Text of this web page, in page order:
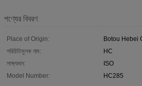
পণ্যের বিবরণ
Place of Origin:
Botou Hebei
পরিচিতিমুলক নাম:
HC
সাক্ষ্যদান:
ISO
Model Number:
HC285